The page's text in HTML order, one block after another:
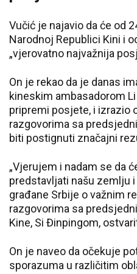
Vučić je najavio da će od
Narodnoj Republici Kini i
„vjerovatno najvažnija
On je rekao da je danas
kineskim ambasadorom
pripremi posjete, i izrazio
razgovorima sa
biti postignuti značajni
„Vjerujem i nadam se da
predstavljati našu zemlju
građane Srbije o važnim
razgovorima sa
Kine, Si Đinpingom,
On je naveo da očekuje
sporazuma u različitim